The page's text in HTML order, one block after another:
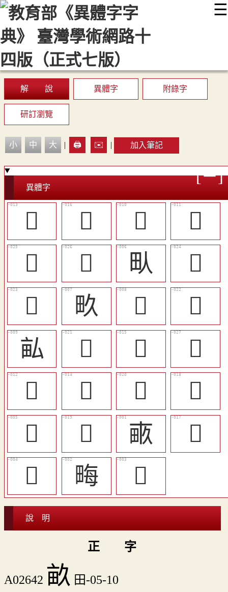
☰
::: 最新消息 常見問題 編輯說明
顯示模式
網站導覽
解 說 異體字 附錄字
研訂瀏覽
小 中 大 | 🖨️ ✉️ | 加入筆記
異體字
󳰇 󳰊 󲜰
󳰅
󳰓
󳰔 㽗
󳰒
󳰑
畂 𠭇
󳰐
畆
󳰏 󳰉
󳰕
󳰆
󳰈 󳰎
󳰌
󳰄
󳰍 畞
󳰋
󳰃
畮 𤲧
說 明
正 字
A02642 畝 田-05-10